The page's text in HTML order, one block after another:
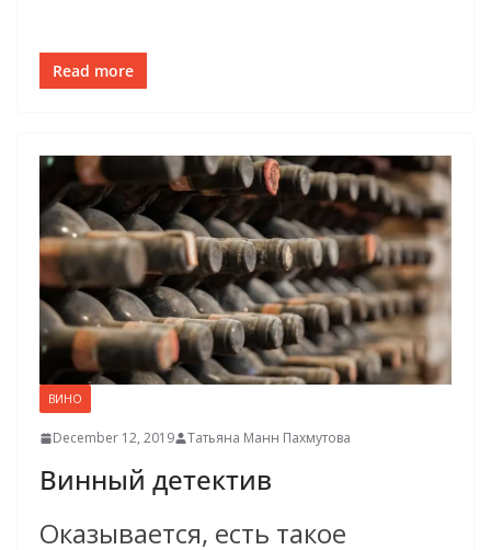
Read more
ВИНО
December 12, 2019 Татьяна Манн Пахмутова
Винный детектив
Оказывается, есть такое